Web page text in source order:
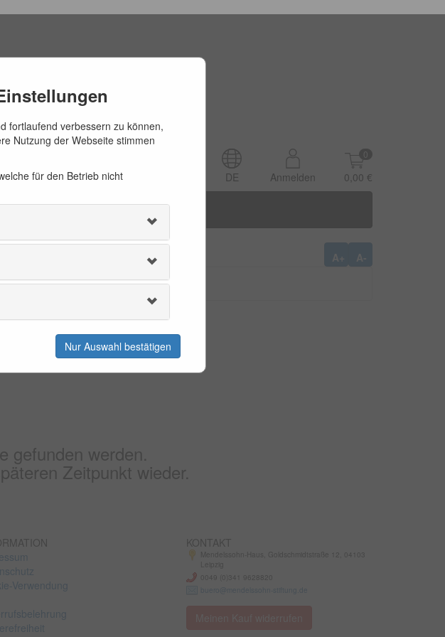
fortlaufend verbessern zu können,
Nutzung der Webseite stimmen
für den Betrieb nicht
Nur Auswahl bestätigen
DE Anmelden
0
0,00 €
A-
A+
gefunden werden.
Zeitpunkt wieder.
Verwendung
KONTAKT
Mendelssohn-Haus, Goldschmidtstraße 12, 04103
0049 (0)341 9628820